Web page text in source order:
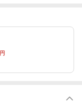
円